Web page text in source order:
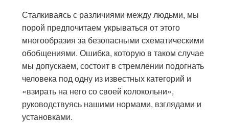
Сталкиваясь с различиями между людьми, мы
порой предпочитаем укрываться от этого
многообразия за безопасными схематическими
обобщениями. Ошибка, которую в таком случае
мы допускаем, состоит в стремлении подогнать
человека под одну из известных категорий и
«взирать на него со своей колокольни»,
руководствуясь нашими нормами, взглядами и
установками.